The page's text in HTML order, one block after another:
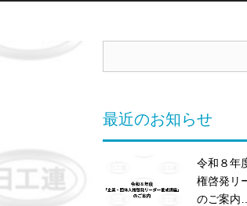
最近のお知らせ
令和８年
権啓発リ
のご案内…